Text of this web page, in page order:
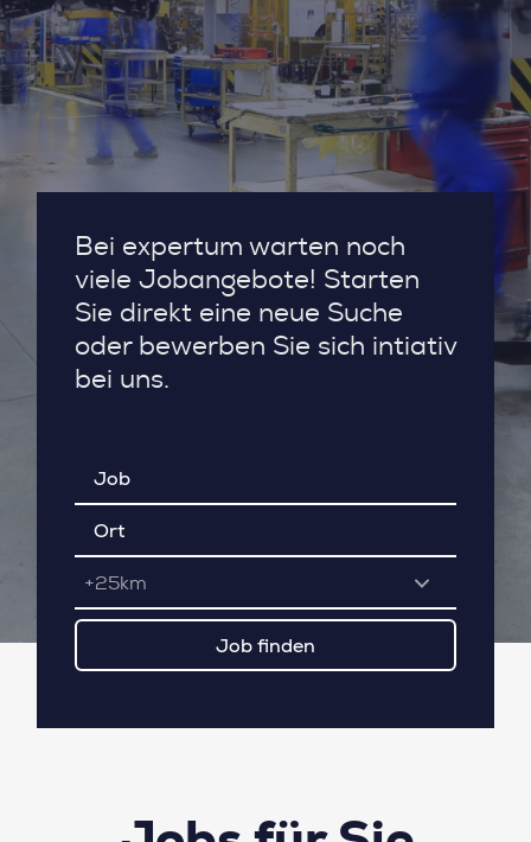
Bei expertum warten noch
viele Jobangebote! Starten
Sie direkt eine neue Suche
oder bewerben Sie sich intiativ
bei uns.
+25km